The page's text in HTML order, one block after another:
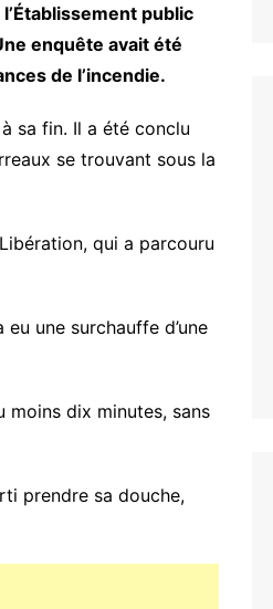
public
enquête avait été
de l’incendie.
sa fin. Il a été conclu
se trouvant sous la
qui a parcouru
une surchauffe d’une
moins dix minutes, sans
prendre sa douche,